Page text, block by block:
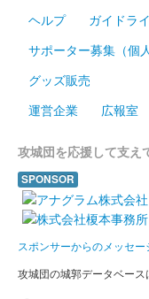
沼田城跡 御
販売終了
沼田城跡 御
販売終了
沼田城址 御
販売終了
ヘルプ
ガイドラ
サポーター募集（個人
グッズ販売
運営企業
広報室
攻城団を応援して支え
SPONSOR
スポンサーからのメッセ
攻城団の城郭データベース